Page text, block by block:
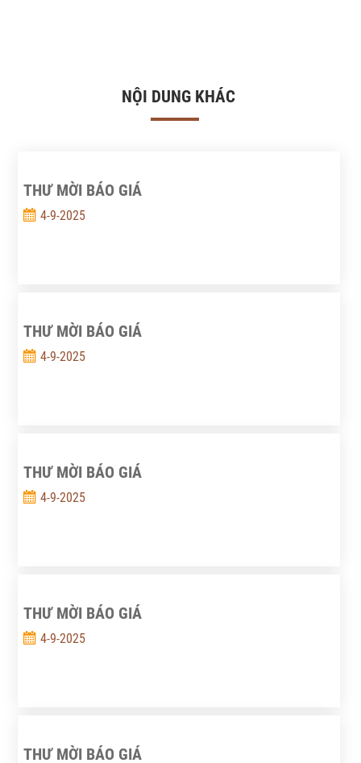
NỘI DUNG KHÁC
THƯ MỜI BÁO GIÁ
4-9-2025
THƯ MỜI BÁO GIÁ
4-9-2025
THƯ MỜI BÁO GIÁ
4-9-2025
THƯ MỜI BÁO GIÁ
4-9-2025
THƯ MỜI BÁO GIÁ